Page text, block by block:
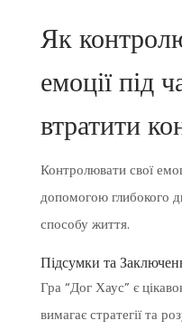
Як
емоції під
втратити
Контролювати свої
допомогою глибокого
способу життя.
Підсумки та
Гра “Дог Хаус” є
вимагає стратегії та